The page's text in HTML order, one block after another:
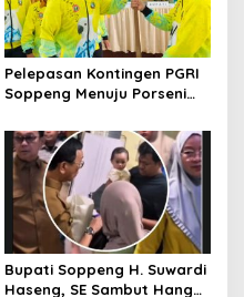
Pelepasan Kontingen PGRI
Soppeng Menuju Porseni
Sportivitas dan Harumkan
Nama Bumi Latemmamala
Bupati Soppeng H. Suwardi
Haseng, SE Sambut Hangat